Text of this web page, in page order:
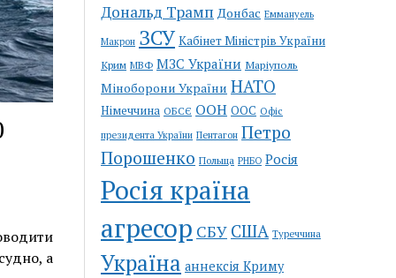
а
Дональд Трамп Донбас Еммануель
Макрон ЗСУ Кабінет Міністрів України
Крим МВФ МЗС України Маріуполь
Міноборони України НАТО
Німеччина ОБСЄ ООН ООС Офіс
президента України Пентагон Петро
Порошенко Польща РНБО Росія
Росія країна
агресор СБУ США Туреччина
Україна аннексія Криму